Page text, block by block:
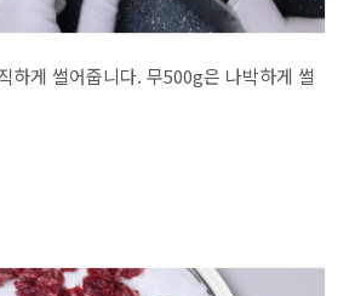
하게 썰어줍니다. 무500g은 나박하게 썰